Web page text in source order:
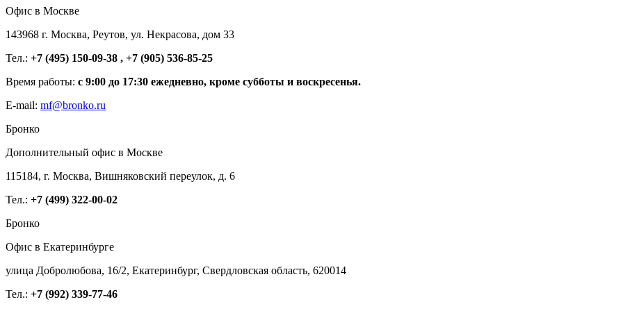
Офис в Москве
143968 г. Москва, Реутов, ул. Некрасова, дом 33
Тел.: +7 (495) 150-09-38 , +7 (905) 536-85-25
Время работы: с 9:00 до 17:30 ежедневно, кроме субботы и воскресенья.
E-mail: mf@bronko.ru
Бронко
Дополнительный офис в Москве
115184, г. Москва, Вишняковский переулок, д. 6
Тел.: +7 (499) 322-00-02
Бронко
Офис в Екатеринбурге
улица Добролюбова, 16/2, Екатеринбург, Свердловская область, 620014
Тел.: +7 (992) 339-77-46